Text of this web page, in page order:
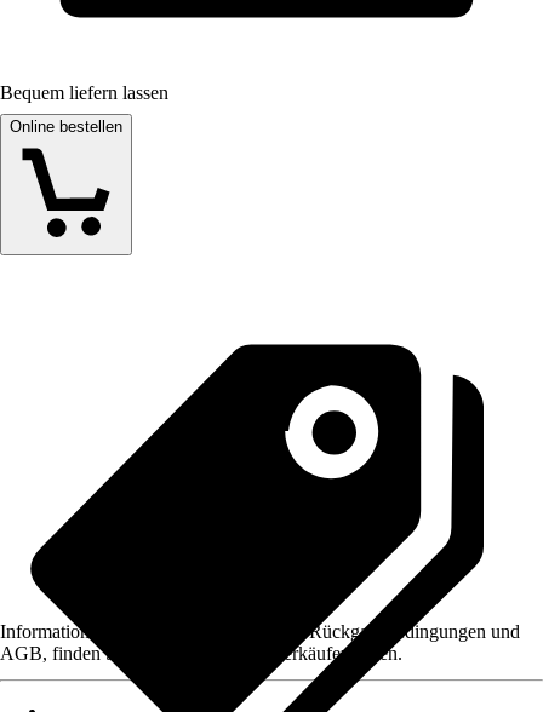
Bequem liefern lassen
Online bestellen
Informationen des Verkäufers, wie z. B. Rückgabebedingungen und
AGB, finden Sie bei Klick auf den Verkäufernamen.